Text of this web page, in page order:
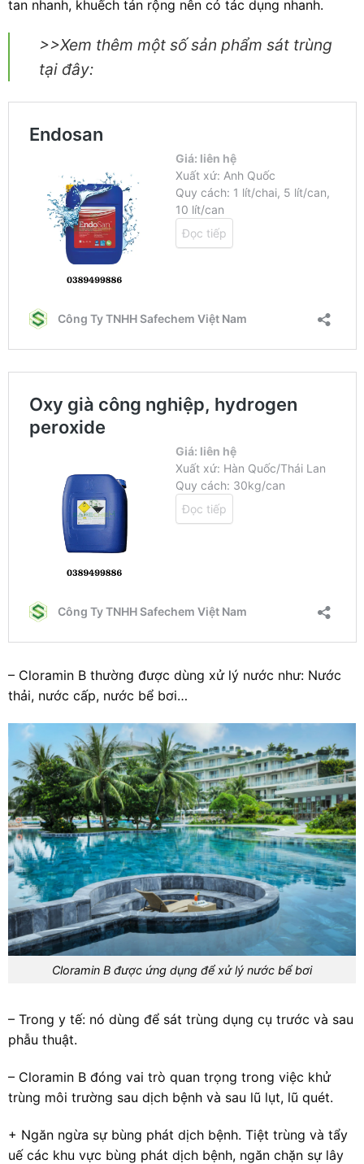
tan nhanh, khuếch tán rộng nên có tác dụng nhanh.
>>Xem thêm một số sản phẩm sát trùng
tại đây:
– Cloramin B thường được dùng xử lý nước như: Nước
thải, nước cấp, nước bể bơi…
Cloramin B được ứng dụng để xử lý nước bể bơi
– Trong y tế: nó dùng để sát trùng dụng cụ trước và sau
phẫu thuật.
– Cloramin B đóng vai trò quan trọng trong việc khử
trùng môi trường sau dịch bệnh và sau lũ lụt, lũ quét.
+ Ngăn ngừa sự bùng phát dịch bệnh. Tiệt trùng và tẩy
uế các khu vực bùng phát dịch bệnh, ngăn chặn sự lây